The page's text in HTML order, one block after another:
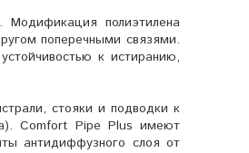
Модификация полиэтилена
поперечными связями.
к истиранию,
стояки и подводки к
Comfort Pipe Plus имеют
антидиффузного слоя от